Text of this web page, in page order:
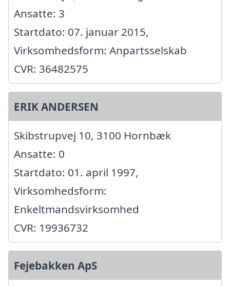
Ansatte: 3
Startdato: 07. januar 2015,
Virksomhedsform: Anpartsselskab
CVR: 36482575
ERIK ANDERSEN
Skibstrupvej 10, 3100 Hornbæk
Ansatte: 0
Startdato: 01. april 1997,
Virksomhedsform:
Enkeltmandsvirksomhed
CVR: 19936732
Fejebakken ApS